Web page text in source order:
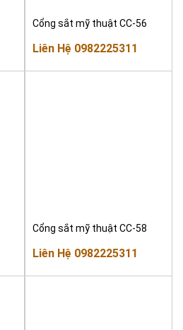
Cổng sắt mỹ thuật CC-56
Liên Hệ 0982225311
Cổng sắt mỹ thuật CC-58
Liên Hệ 0982225311